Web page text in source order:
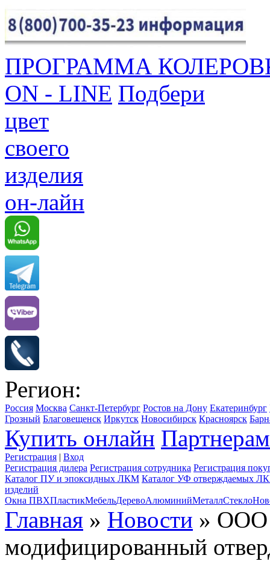
ПРОГРАММА
ON - LINE Подбери
цвет
своего
изделия
он-лайн
Регион:
Россия Москва Санкт-Петербург Ростов на Дону Екатеринбург
Грозный Благовещенск Иркутск Новосибирск Красноярск
Купить онлайн Партнерам
Регистрация | Вход
Регистрация дилера Регистрация сотрудника Регистрация
Каталог ПУ и эпоксидных ЛКМ Каталог УФ отверждаемых
изделий
Окна ПВХПластикМебельДеревоАлюминийМеталлСтекло
Главная » Новости » ООО
модифицированный